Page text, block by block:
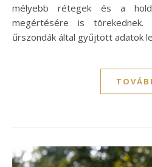
mélyebb rétegek és a
megértésére is
űrszondák által gyűjtött adatok